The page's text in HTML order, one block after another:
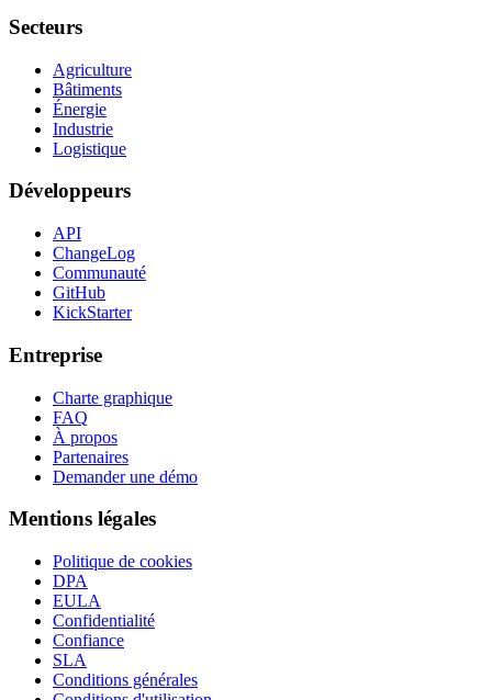
Secteurs
Agriculture
Bâtiments
Énergie
Industrie
Logistique
Développeurs
API
ChangeLog
Communauté
GitHub
KickStarter
Entreprise
Charte graphique
FAQ
À propos
Partenaires
Demander une démo
Mentions légales
Politique de cookies
DPA
EULA
Confidentialité
Confiance
SLA
Conditions générales